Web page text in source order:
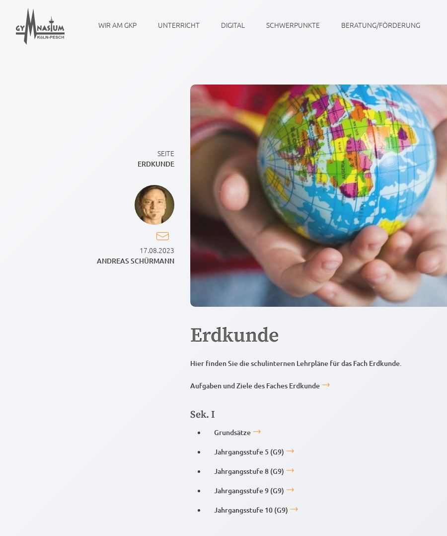
WIR AM GKP UNTERRICHT DIGITAL SCHWERPUNKTE BERATUNG/FÖRDERUNG
SEITE
ERDKUNDE
17.08.2023
ANDREAS SCHÜRMANN
Erdkunde
Hier finden Sie die schulinternen Lehrpläne für das Fach Erdkunde.
Aufgaben und Ziele des Faches Erdkunde
Sek. I
Grundsätze
Jahrgangsstufe 5 (G9)
Jahrgangsstufe 8 (G9)
Jahrgangsstufe 9 (G9)
Jahrgangsstufe 10 (G9)